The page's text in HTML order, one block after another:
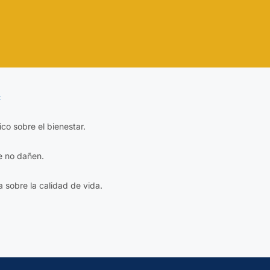
sobre el bienestar.
no dañen.
sobre la calidad de vida.